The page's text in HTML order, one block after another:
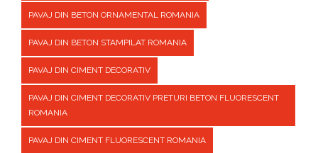
PAVAJ DIN BETON ORNAMENTAL ROMANIA
PAVAJ DIN BETON STAMPILAT ROMANIA
PAVAJ DIN CIMENT DECORATIV
PAVAJ DIN CIMENT DECORATIV PRETURI BETON FLUORESCENT
ROMANIA
PAVAJ DIN CIMENT FLUORESCENT ROMANIA